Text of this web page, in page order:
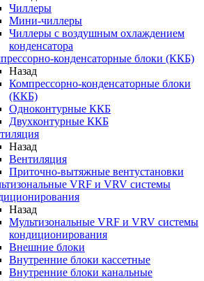
Чиллеры
Мини-чиллеры
Чиллеры с воздушным охлаждением
конденсатора
конденсаторные блоки (ККБ)
Назад
Компрессорно-конденсаторные блоки
(ККБ)
Одноконтурные ККБ
Двухконтурные ККБ
Назад
Вентиляция
Приточно-вытяжные вентустановки
VRF и VRV системы
Назад
Мультизональные VRF и VRV системы
кондиционирования
Внешние блоки
Внутренние блоки кассетные
Внутренние блоки канальные